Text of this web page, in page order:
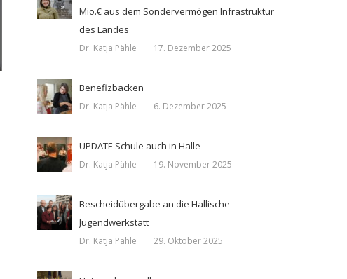
Mio.€ aus dem Sondervermögen Infrastruktur
des Landes
Dr. Katja Pähle 17. Dezember 2025
Benefizbacken
Dr. Katja Pähle 6. Dezember 2025
UPDATE Schule auch in Halle
Dr. Katja Pähle 19. November 2025
Bescheidübergabe an die Hallische
Jugendwerkstatt
Dr. Katja Pähle 29. Oktober 2025